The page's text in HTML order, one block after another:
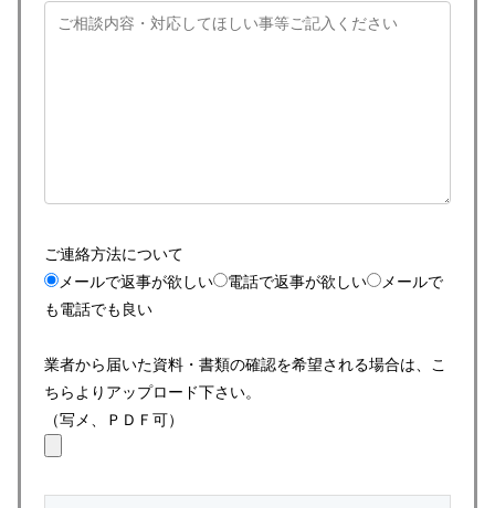
ご連絡方法について
メールで返事が欲しい
電話で返事が欲しい
メールで
も電話でも良い
業者から届いた資料・書類の確認を希望される場合は、こ
ちらよりアップロード下さい。
（写メ、ＰＤＦ可）